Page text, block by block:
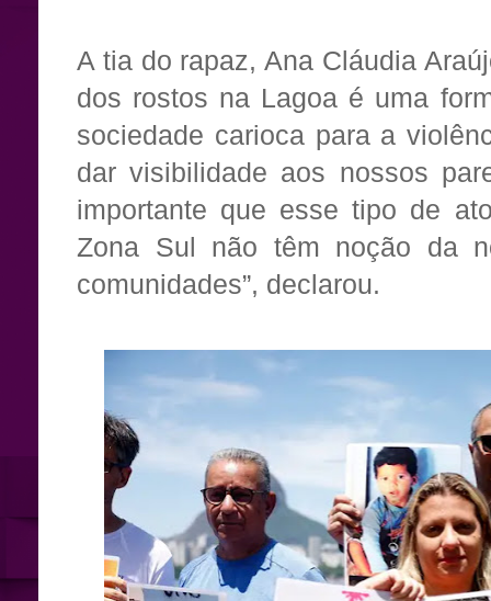
A tia do rapaz, Ana Cláudia
dos rostos na Lagoa é uma
sociedade carioca para a
dar visibilidade aos nossos
importante que esse tipo de
Zona Sul não têm noção da
comunidades”, declarou.